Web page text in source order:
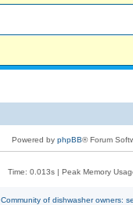
Powered by phpBB® Forum
Time: 0.013s| Peak Memory
Community of dishwasher owners: